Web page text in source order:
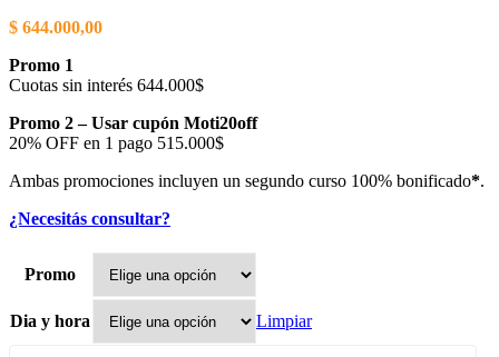
$ 644.000,00
Promo 1
Cuotas sin interés 644.000$
Promo 2 – Usar cupón Moti20off
20% OFF en 1 pago 515.000$
Ambas promociones incluyen un segundo curso 100% bonificado*.
¿Necesitás consultar?
Promo
Dia y hora Limpiar